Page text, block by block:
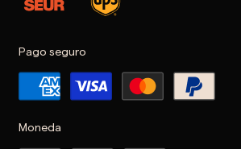
Pago seguro
Moneda